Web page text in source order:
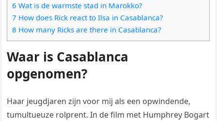
6 Wat is de warmste stad in Marokko?
7 How does Rick react to Ilsa in Casablanca?
8 How many Ricks are there in Casablanca?
Waar is Casablanca
opgenomen?
Haar jeugdjaren zijn voor mij als een opwindende,
tumultueuze rolprent. In de film met Humphrey Bogart